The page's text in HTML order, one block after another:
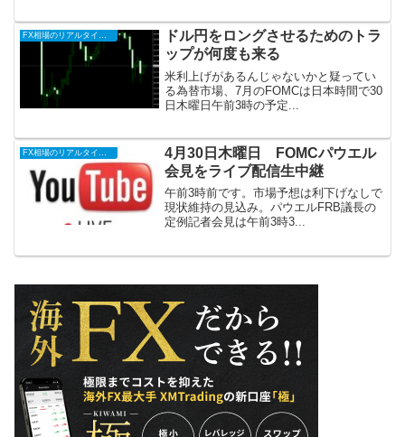
FX相場のリアルタイム情報2026
ドル円をロングさせるためのトラ
ップが何度も来る
米利上げがあるんじゃないかと疑ってい
る為替市場、7月のFOMCは日本時間で30
日木曜日午前3時の予定...
4月30日木曜日 FOMCパウエル
会見をライブ配信生中継
午前3時前です。市場予想は利下げなしで
現状維持の見込み。パウエルFRB議長の
定例記者会見は午前3時3...